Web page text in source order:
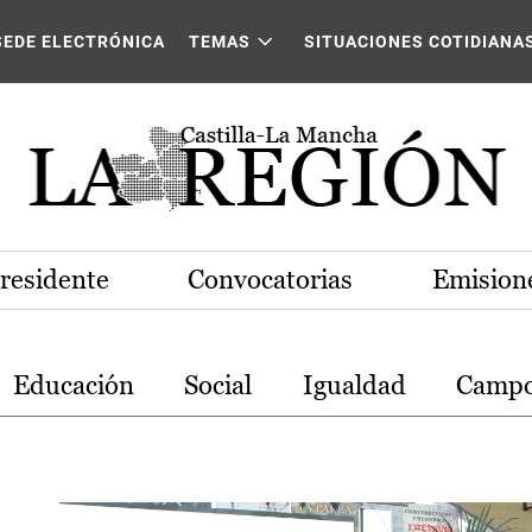
La Mancha
ELECTRÓNICA TEMAS SITUACIONES
Convocatorias
Educación Social Igualdad